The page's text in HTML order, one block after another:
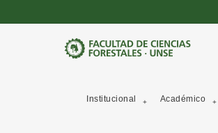
Institucional Académico